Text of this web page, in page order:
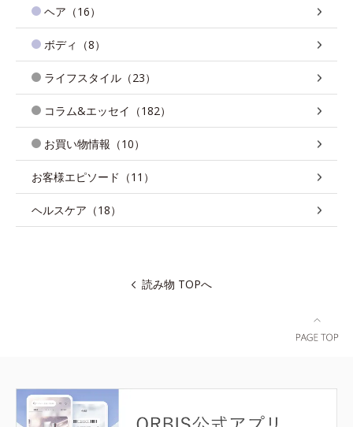
ヘア（16）
ボディ（8）
ライフスタイル（23）
コラム&エッセイ（182）
お買い物情報（10）
お客様エピソード（11）
ヘルスケア（18）
読み物 TOPへ